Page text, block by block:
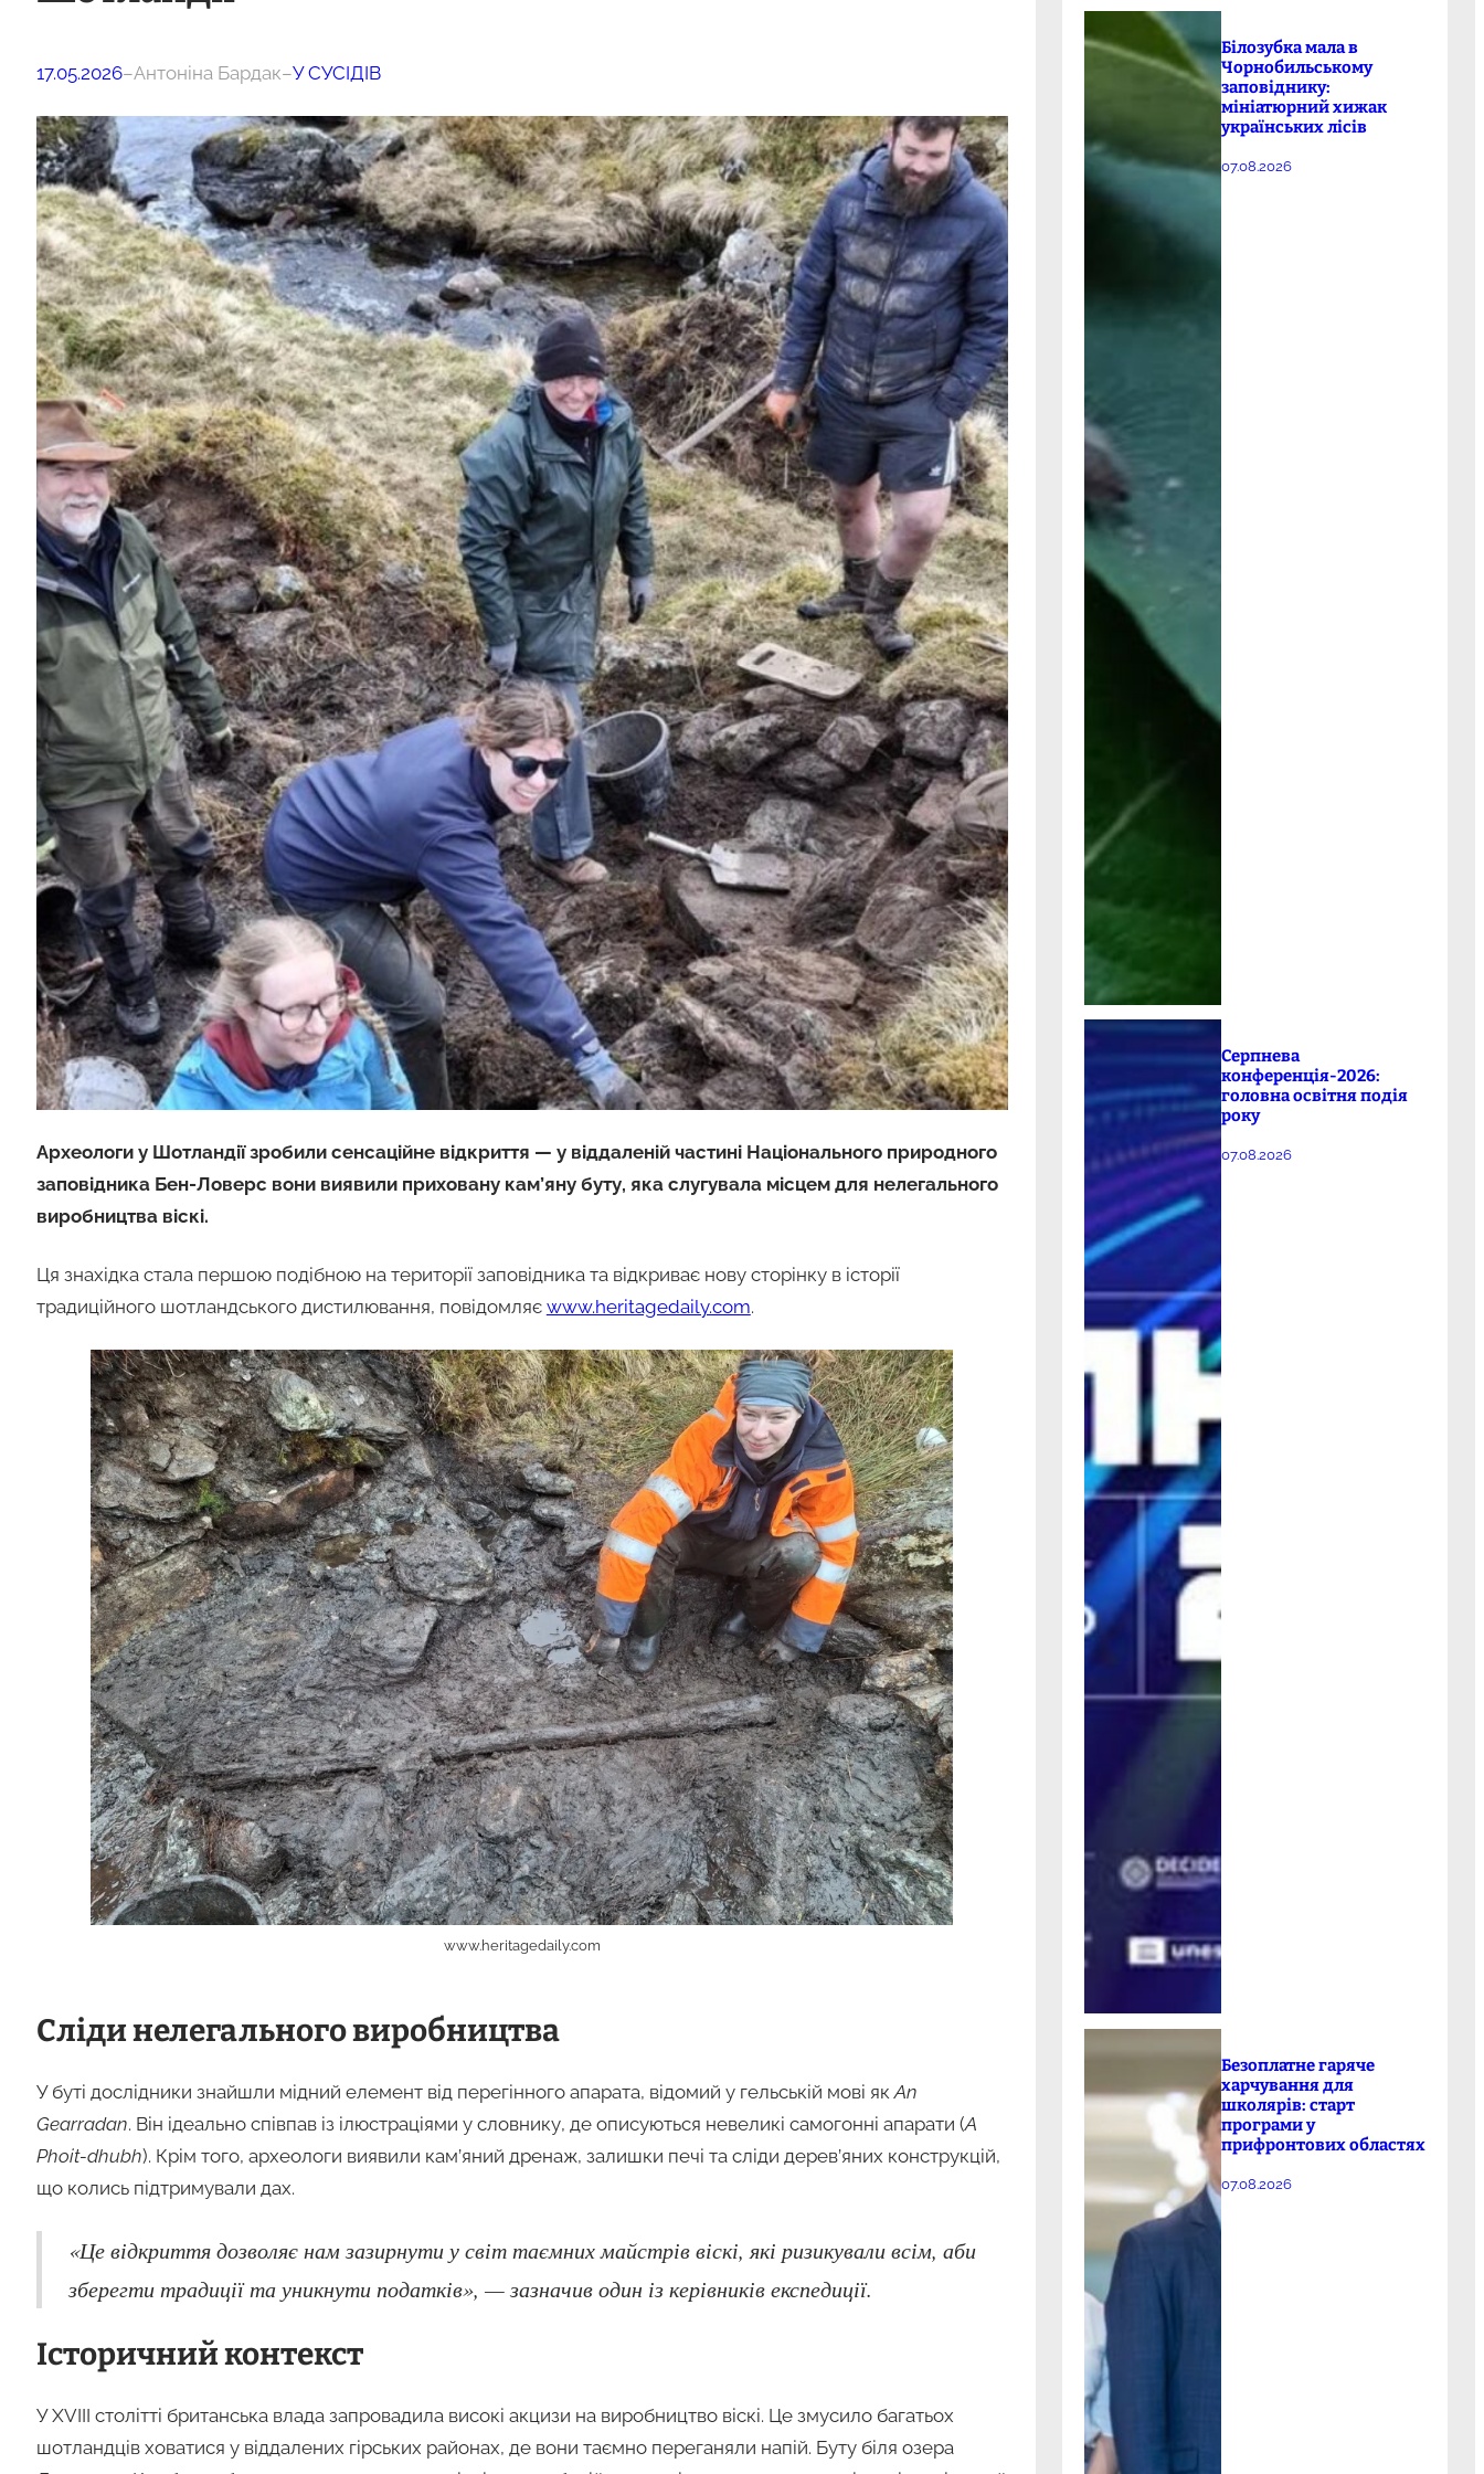
17.05.2026–Антоніна Бардак–У СУСІДІВ
Археологи у Шотландії зробили сенсаційне відкриття — у віддаленій частині Національного природного
заповідника Бен-Ловерс вони виявили приховану кам’яну буту, яка слугувала місцем для нелегального
виробництва віскі.
Ця знахідка стала першою подібною на території заповідника та відкриває нову сторінку в історії
традиційного шотландського дистилювання, повідомляє www.heritagedaily.com.
www.heritagedaily.com
Сліди нелегального виробництва
У буті дослідники знайшли мідний елемент від перегінного апарата, відомий у гельській мові як An
Gearradan. Він ідеально співпав із ілюстраціями у словнику, де описуються невеликі самогонні апарати (A
Phoit-dhubh). Крім того, археологи виявили кам’яний дренаж, залишки печі та сліди дерев’яних конструкцій,
що колись підтримували дах.
«Це відкриття дозволяє нам зазирнути у світ таємних майстрів віскі, які ризикували всім, аби
зберегти традиції та уникнути податків», — зазначив один із керівників експедиції.
Історичний контекст
У XVIII столітті британська влада запровадила високі акцизи на виробництво віскі. Це змусило багатьох
шотландців ховатися у віддалених гірських районах, де вони таємно переганяли напій. Буту біля озера
Білозубка мала в
Чорнобильському
заповіднику:
мініатюрний хижак
українських лісів
07.08.2026
Серпнева
конференція-2026:
головна освітня подія
року
07.08.2026
Безоплатне гаряче
харчування для
школярів: старт
програми у
прифронтових областях
07.08.2026